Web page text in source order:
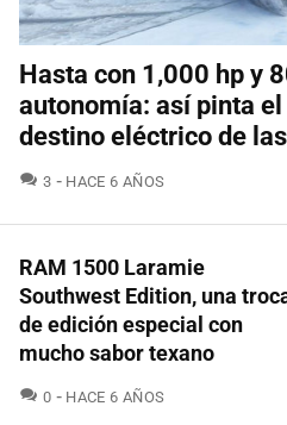
Hasta con 1,000 hp y
autonomía: así pinta
destino eléctrico de
3 COMENTARIOS
HACE 6 AÑOS
RAM 1500 Laramie
Southwest Edition, una
de edición especial con
mucho sabor texano
0 COMENTARIOS
HACE 6 AÑOS